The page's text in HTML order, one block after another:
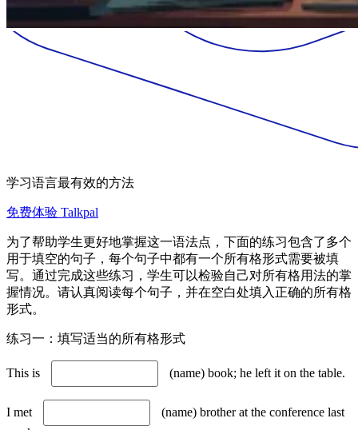
学习语言最有效的方法
免费体验 Talkpal
为了帮助学生更好地掌握这一语法点，下面的练习包含了多个
用于填空的句子，每个句子中都有一个所有格形式需要被填
写。通过完成这些练习，学生可以检验自己对所有格用法的掌
握情况。请认真阅读每个句子，并在空白处填入正确的所有格
形式。
练习一：填写适当的所有格形式
This is (name) book; he left it on the table.
I met
(name) brother at the conference last